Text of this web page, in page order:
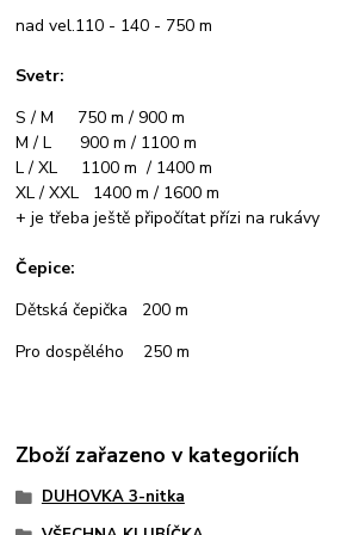
nad vel.110 - 140 - 750 m
Svetr:
S / M 750 m / 900 m
M / L 900 m / 1100 m
L / XL 1100 m / 1400 m
XL / XXL 1400 m / 1600 m
+ je třeba ještě připočítat přízi na rukávy
Čepice:
Dětská čepička 200 m
Pro dospělého 250 m
Zboží zařazeno v kategoriích
DUHOVKA 3-nitka